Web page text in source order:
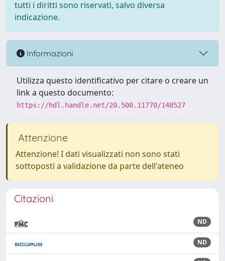
tutti i diritti sono riservati, salvo diversa
indicazione.
Informazioni
Utilizza questo identificativo per citare o creare un
link a questo documento:
https://hdl.handle.net/20.500.11770/148527
Attenzione
Attenzione! I dati visualizzati non sono stati
sottoposti a validazione da parte dell'ateneo
Citazioni
ND
ND